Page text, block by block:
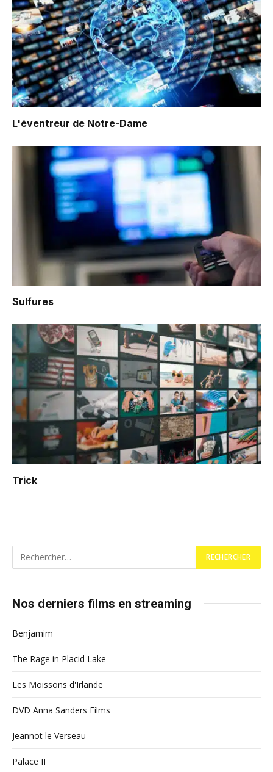
L'éventreur de Notre-Dame
Sulfures
Trick
Nos derniers films en streaming
Benjamim
The Rage in Placid Lake
Les Moissons d'Irlande
DVD Anna Sanders Films
Jeannot le Verseau
Palace II